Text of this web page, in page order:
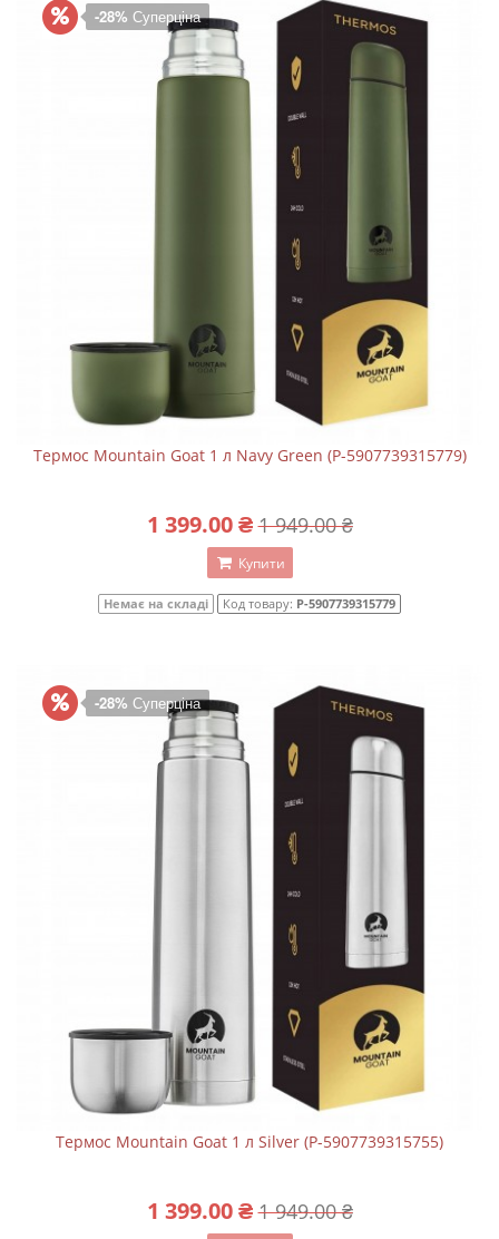
-28% Суперціна
Термос Mountain Goat 1 л Navy Green (P-5907739315779)
1 399.00 ₴ 1 949.00 ₴
Купити
Немає на складі Код товару: P-5907739315779
-28% Суперціна
Термос Mountain Goat 1 л Silver (P-5907739315755)
1 399.00 ₴ 1 949.00 ₴